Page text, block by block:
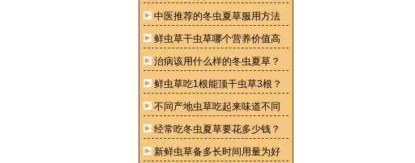
中医推荐的冬虫夏草服用方法
鲜虫草干虫草哪个营养价值高
治病该用什么样的冬虫夏草？
鲜虫草吃1根能顶干虫草3根？
不同产地虫草吃起来味道不同
经常吃冬虫夏草要花多少钱？
新鲜虫草备多长时间用量为好